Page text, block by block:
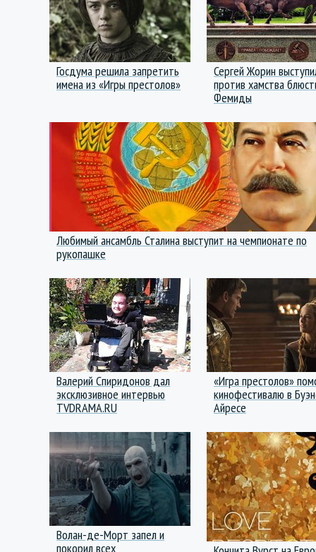
Госдума решила запретить
имена из «Игры престолов»
Сергей Жорин
против хамства
Фемиды
Любимый ансамбль Сталина выступит на чемпионате по
рукопашке
Валерий Спиридонов дал
эксклюзивное интервью
TVDRAMA.RU
«Игра престолов»
кинофестивалю в
Айресе
Волан-де-Морт запел и
покорил всех